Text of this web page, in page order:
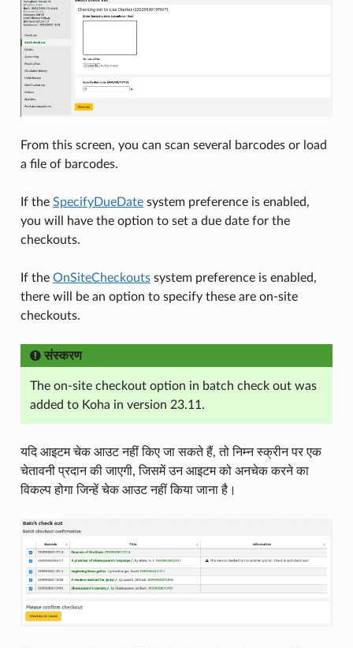
From this screen, you can scan several barcodes or load
a file of barcodes.
If the SpecifyDueDatesystem preference is enabled,
you will have the option to set a due date for the
checkouts.
If the OnSiteCheckoutssystem preference is enabled,
there will be an option to specify these are on-site
checkouts.
संस्करण
The on-site checkout option in batch check out was
added to Koha in version 23.11.
यदि आइटम चेक आउट नहीं किए जा सकते हैं, तो निम्न स्क्रीन पर एक
चेतावनी प्रदान की जाएगी, जिसमें उन आइटम को अनचेक करने का
विकल्प होगा जिन्हें चेक आउट नहीं किया जाना है।